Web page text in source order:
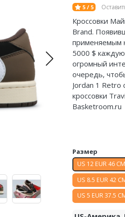
5 / 5
Кроссовки
Brand.
применяемым
5000 $ каждую
огромный
очередь,
Jordan 1 Retro
кроссовки
Basketroom.ru
Размер
US 12 EUR 46
US 8.5 EUR 42
US 5 EUR 37.5